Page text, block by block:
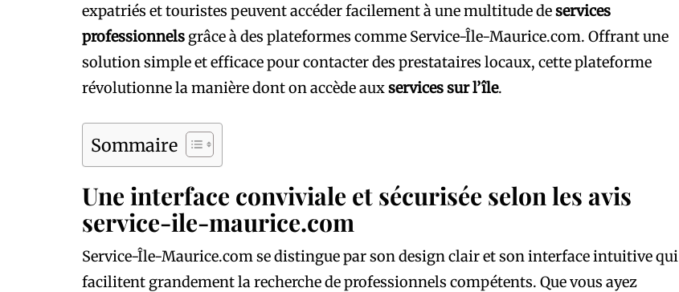
expatriés et touristes peuvent accéder facilement à une multitude deservices
professionnels grâce à des plateformes comme Service-Île-Maurice.com. Offrant une
solution simple et efficace pour contacter des prestataires locaux, cette plateforme
révolutionne la manière dont on accède auxservices sur l’île.
Sommaire
Une interface conviviale et sécurisée selon les avis
service-ile-maurice.com
Service-Île-Maurice.com se distingue par son design clair et son interface intuitive qui
facilitent grandement la recherche de professionnels compétents. Que vous ayez